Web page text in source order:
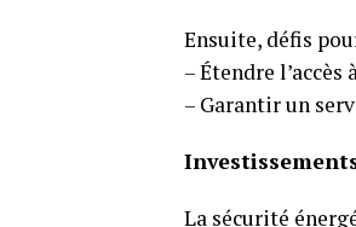
Ensuite, défis
– Étendre
– Garantir un
La sécurité